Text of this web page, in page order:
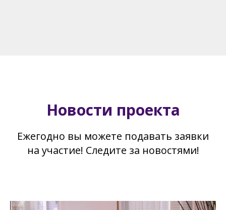
Новости проекта
Ежегодно вы можете подавать заявки
на участие! Следите за новостями!